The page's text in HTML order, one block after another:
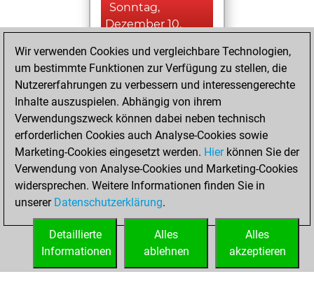
Sonntag,
Dezember 10,
You played 2
blitz games
Play
You scored +0
=0 -2 in blitz
Dienstag,
Dezember 5, 2023
You created
your Fritz account
Wir verwenden Cookies und vergleichbare Technologien,
um bestimmte Funktionen zur Verfügung zu stellen, die
Nutzererfahrungen zu verbessern und interessengerechte
Inhalte auszuspielen. Abhängig von ihrem
Verwendungszweck können dabei neben technisch
erforderlichen Cookies auch Analyse-Cookies sowie
Marketing-Cookies eingesetzt werden. Hierkönnen Sie der
Verwendung von Analyse-Cookies und Marketing-Cookies
widersprechen. Weitere Informationen finden Sie in
unserer Datenschutzerklärung.
Alles
akzeptieren
Alles
ablehnen
Detaillierte
Informationen